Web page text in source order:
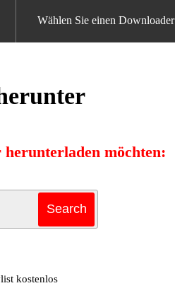
Wählen Sie einen Downloader
möchten:
kostenlos